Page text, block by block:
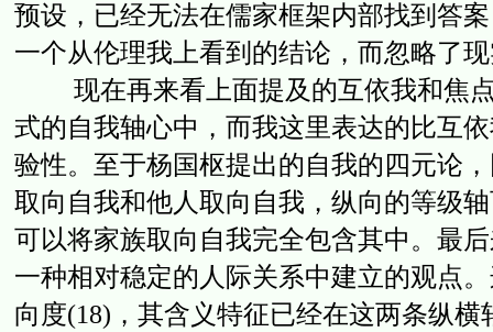
预设，已经无法在儒家框架内部找到答
一个从伦理我上看到的结论，而忽略了
现在再来看上面提及的互依我和焦点
式的自我轴心中，而我这里表达的比互
验性。至于杨国枢提出的自我的四元论
取向自我和他人取向自我，纵向的等级
可以将家族取向自我完全包含其中。最
一种相对稳定的人际关系中建立的观点
向度(18)，其含义特征已经在这两条纵横